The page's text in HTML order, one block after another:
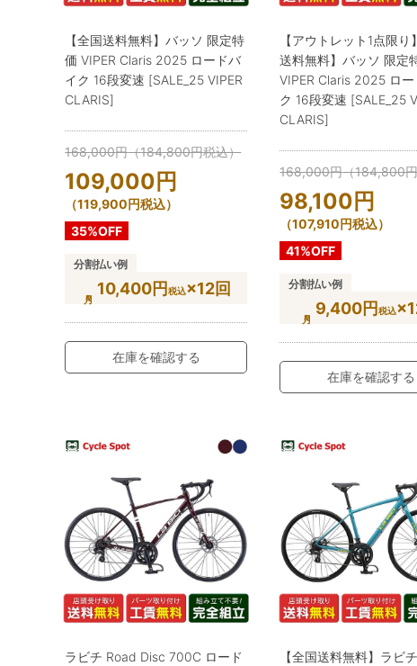
【全国送料無料】バッソ 限定特
価 VIPER Claris 2025 ロードバ
イク 16段変速 [SALE_25 VIPER
CLARIS]
168,000円（184,800円税込）
109,000 円
（119,900円税込）
35%OFF
分割払い例
10,400円税込×12回
在庫を確認する
【アウトレット1点限り
送料無料】バッソ 限定
VIPER Claris 2025 ロー
ク 16段変速 [SALE_25
CLARIS]
168,000円（184,800
98,100 円
（107,910円税込）
41%OFF
分割払い例
9,400円税込
在庫を確認する
ラビチ Road Disc 700C ロード
【全国送料無料】ラビ